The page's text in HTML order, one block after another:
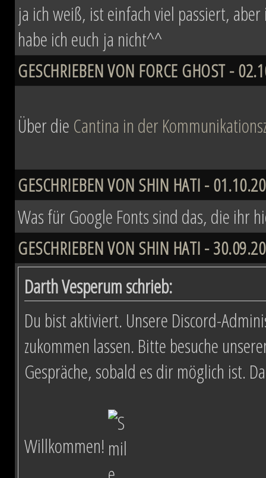
ja ich weiß, ist einfach viel passiert,
habe ich euch ja nicht^^
GESCHRIEBEN VON FORCE GHOST -
Über die Cantina in der
GESCHRIEBEN VON SHIN HATI -
Was für Google Fonts sind das, die ihr
GESCHRIEBEN VON SHIN HATI -
Darth Vesperum schrieb:
Du bist aktiviert. Unsere Discord-
zukommen lassen. Bitte besuche
Gespräche, sobald es dir möglich ist.
Willkommen!